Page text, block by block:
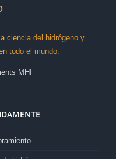
ciencia del hidrógeno y
todo el mundo.
MHI